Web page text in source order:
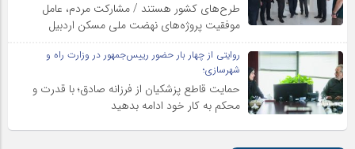
طرح‌های کشور هستند / مشارکت مردم، عامل
موفقیت پروژه‌های نهضت ملی مسکن اردبیل
روایتی از چهار بار حضور رییس‌جمهور در وزارت راه و
شهرسازی؛
حمایت قاطع پزشکیان از فرزانه صادق؛ با قدرت و
محکم به کار خود ادامه بدهید